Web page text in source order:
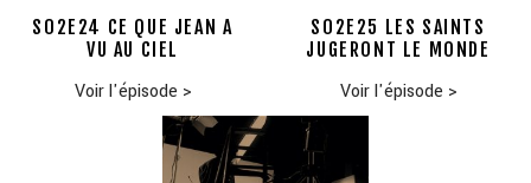
S02E24 CE QUE JEAN A
VU AU CIEL
Voir l'épisode >
S02E25 LES SAINTS
JUGERONT LE MONDE
Voir l'épisode >